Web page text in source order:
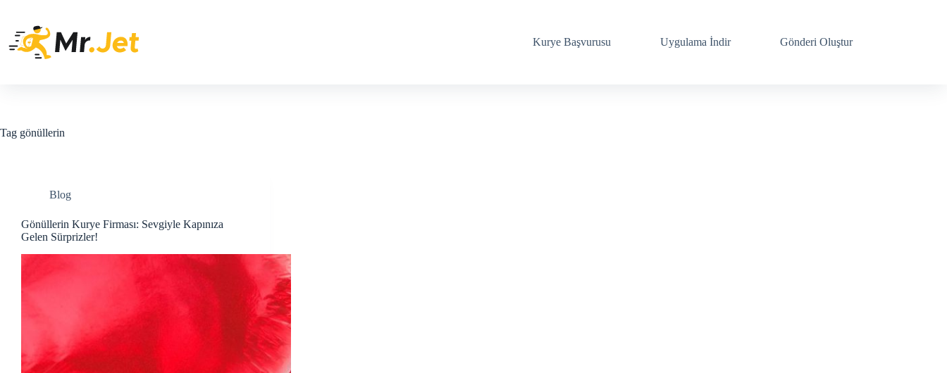
content
Kurye Başvurusu
Uygulama İndir Gönderi Oluştur
Tag gönüllerin
Blog
Gönüllerin Kurye Firması: Sevgiyle Kapınıza
Gelen Sürprizler!